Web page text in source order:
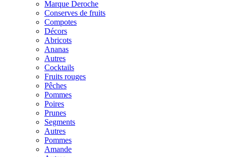
Marque Deroche
Conserves de fruits
Compotes
Décors
Abricots
Ananas
Autres
Cocktails
Fruits rouges
Pêches
Pommes
Poires
Prunes
Segments
Autres
Pommes
Amande